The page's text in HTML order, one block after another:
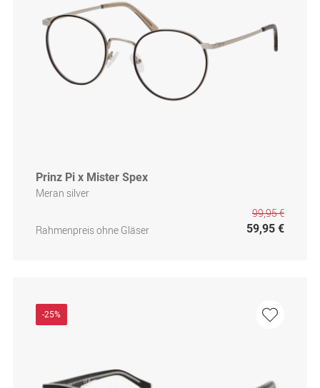
Prinz Pi x Mister Spex
Meran silver
Rahmenpreis ohne Gläser
99,95 €
59,95 €
-25%